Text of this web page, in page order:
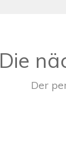
Die
Der